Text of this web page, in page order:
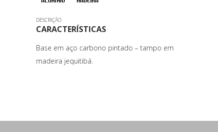
DESCRIÇÃO
CARACTERÍSTICAS
Base em aço carbono pintado – tampo em
madeira jequitibá.